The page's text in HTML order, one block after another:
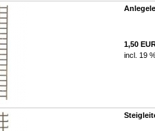
1,50
incl. 19